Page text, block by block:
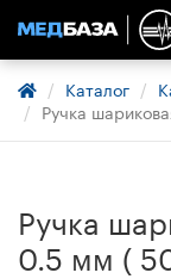
Каталог
Ручка
Ручка
0.5 мм (